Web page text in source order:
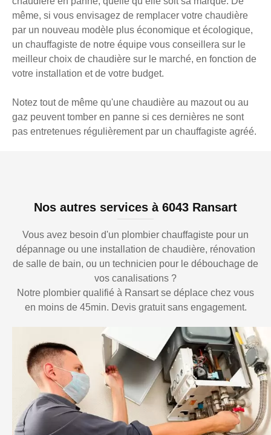
même, si vous envisagez de remplacer votre chaudière
par un nouveau modèle plus économique et écologique,
un chauffagiste de notre équipe vous conseillera sur le
meilleur choix de chaudière sur le marché, en fonction de
votre installation et de votre budget.
Notez tout de même qu'une chaudière au mazout ou au
gaz peuvent tomber en panne si ces dernières ne sont
pas entretenues régulièrement par un chauffagiste agréé.
Nos autres services à 6043 Ransart
Vous avez besoin d'un plombier chauffagiste pour un
dépannage ou une installation de chaudière, rénovation
de salle de bain, ou un technicien pour le débouchage de
vos canalisations ?
Notre plombier qualifié à Ransart se déplace chez vous
en moins de 45min. Devis gratuit sans engagement.